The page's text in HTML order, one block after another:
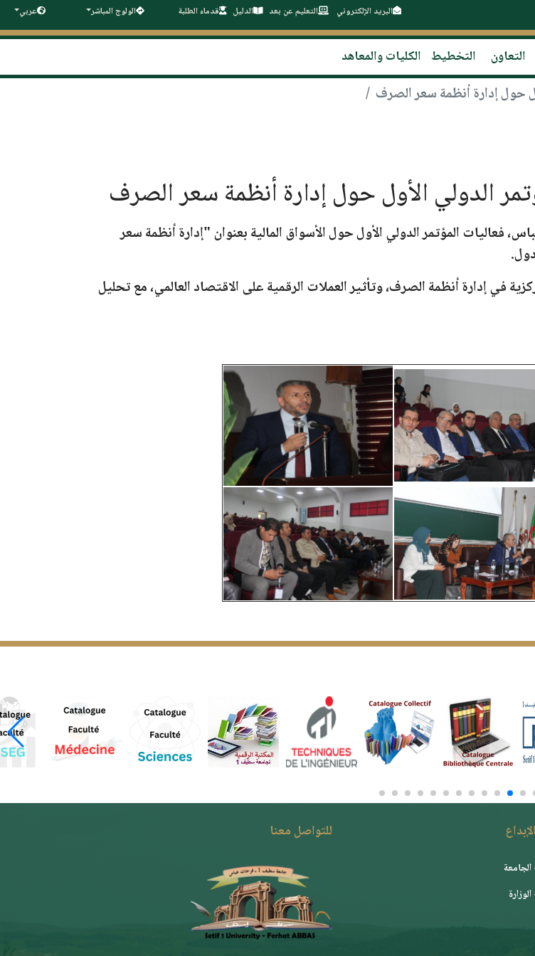
البريد الإلكتروني التعليم عن بعد الدليل قدماء الطلبة الولوج المباشر عربي
التعاون التخطيط الكليات والمعاهد
، فعالياتالمؤتمر الدولي الأول حول الأسواق المالية بعنوان "إدارة أنظمة سعر
في إدارة أنظمة الصرف، وتأثير العملات الرقمية على الاقتصاد العالمي، مع تحليل
للتواصل معنا